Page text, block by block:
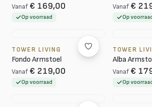
Vanaf € 169,00
Op voorraad
Vanaf €
Op
TOWER LIVING
Fondo Armstoel
Vanaf € 219,00
Op voorraad
TOWER
Alba
Vanaf €
Op